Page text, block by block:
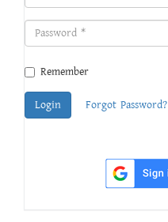
Remember
Login Forgot Password?